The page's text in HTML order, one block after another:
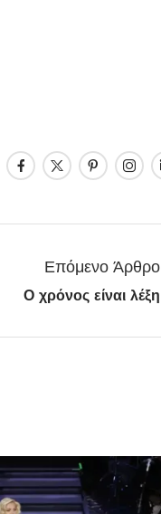
Επόμενο Άρθρο
Ο χρόνος είναι λέξη